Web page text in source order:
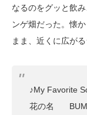
なるのをグッと飲
ンゲ畑だった。懐
まま、近くに広が
♪My Favorite
花の名